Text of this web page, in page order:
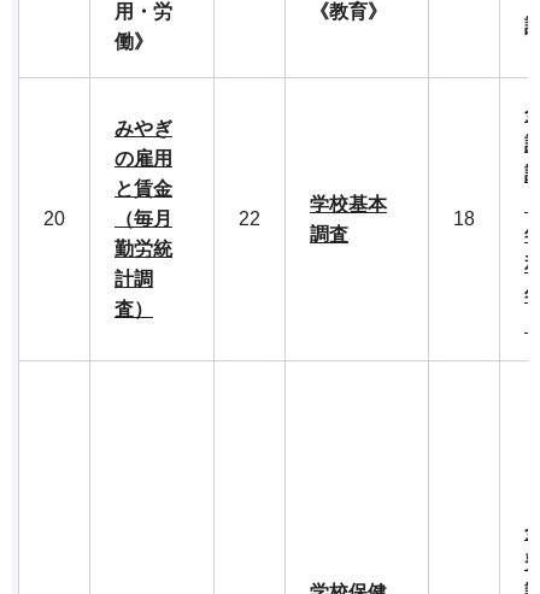
用・労
働》
《教育》
20
みやぎ
の雇用
と賃金
（毎月
勤労統
計調
査）
22
学校基本
調査
18